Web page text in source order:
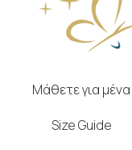
Μάθετε για μένα
Size Guide